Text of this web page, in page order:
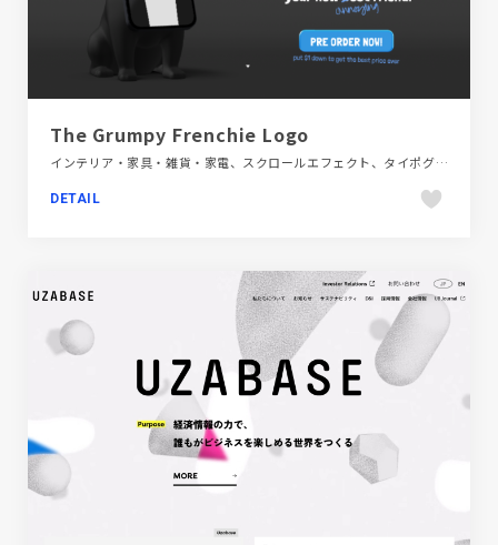
The Grumpy Frenchie Logo
インテリア・家具・雑貨・家電、スクロールエフェクト、タイポグラフィー、ブラック系 、ブランド・サービスサイト、ポップ
DETAIL